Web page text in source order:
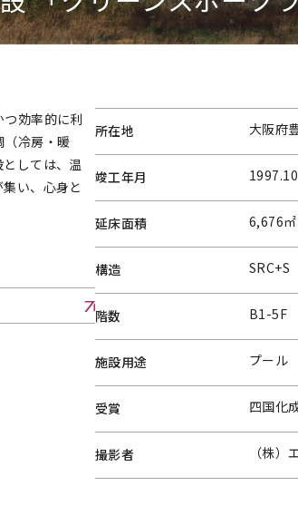
効率的に利
（冷房・暖
しては、温
い、心身と
所在地 大阪府
竣工年月 1997.10
延床面積 6,676㎡
構造 SRC+S
階数 B1-5F
施設用途 プール
受賞 四国化
撮影者 （株）